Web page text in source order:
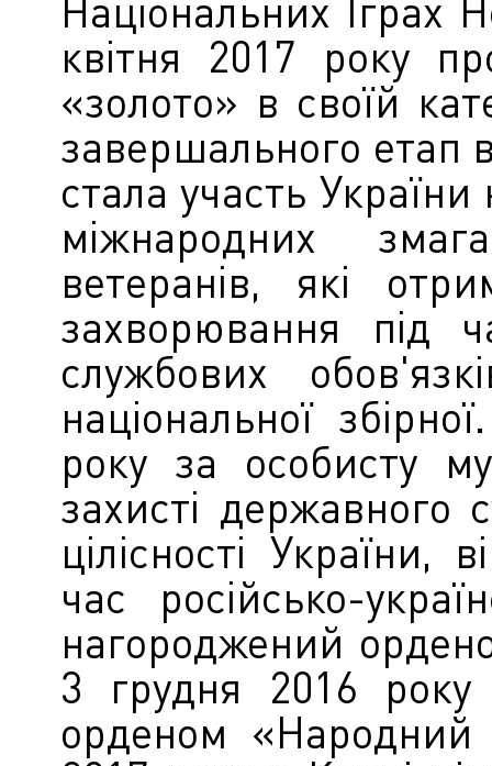
квітня 2017 року
«золото» в своїй
завершального етап
стала участь
міжнародних
ветеранів, які
захворювання під
службових
національної
року за особисту
захисті державного
цілісності України,
час російсько-
нагороджений
3 грудня 2016 року
орденом